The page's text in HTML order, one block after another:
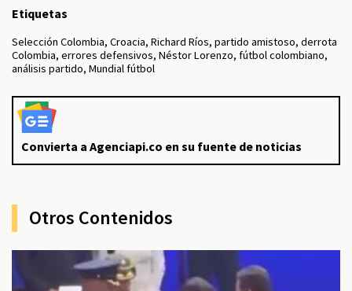
Etiquetas
Selección Colombia, Croacia, Richard Ríos, partido amistoso, derrota
Colombia, errores defensivos, Néstor Lorenzo, fútbol colombiano,
análisis partido, Mundial fútbol
Convierta a Agenciapi.co en su fuente de noticias
Otros Contenidos